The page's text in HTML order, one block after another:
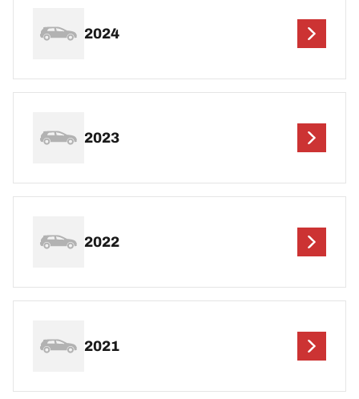
2024
2023
2022
2021